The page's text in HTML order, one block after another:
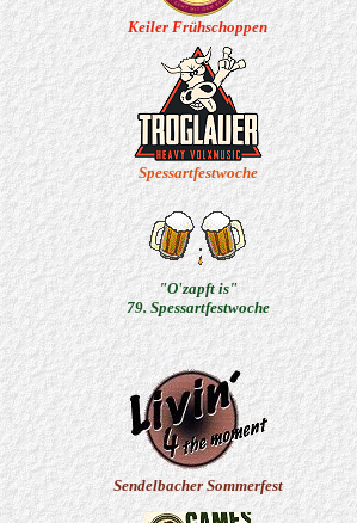
Keiler Frühschoppen
Spessartfestwoche
"O'zapft is"
79. Spessartfestwoche
Sendelbacher Sommerfest